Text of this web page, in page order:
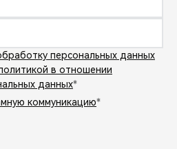
персональных данных
в отношении
данных*
коммуникацию*